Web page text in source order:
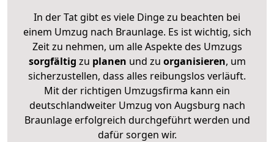
In der Tat gibt es viele Dinge zu beachten bei
einem Umzug nach Braunlage. Es ist wichtig, sich
Zeit zu nehmen, um alle Aspekte des Umzugs
sorgfältig zu planen und zu organisieren, um
sicherzustellen, dass alles reibungslos verläuft.
Mit der richtigen Umzugsfirma kann ein
deutschlandweiter Umzug von Augsburg nach
Braunlage erfolgreich durchgeführt werden und
dafür sorgen wir.